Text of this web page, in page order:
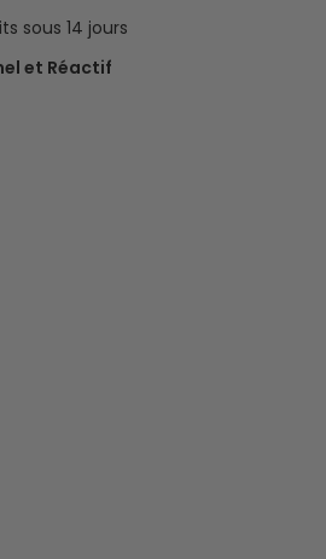
sous 14 jours
et Réactif